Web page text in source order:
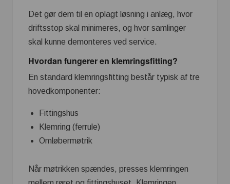
Det gør dem til en oplagt løsning i anlæg, hvor
driftsstop skal minimeres, og hvor samlinger
skal kunne demonteres ved service.
Hvordan fungerer en klemringsfitting?
En standard klemringsfitting består typisk af tre
hovedkomponenter:
Fittingshus
Klemring (ferrule)
Omløbermøtrik
Når møtrikken spændes, presses klemringen